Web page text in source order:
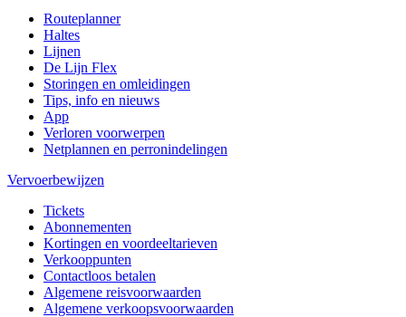
Routeplanner
Haltes
Lijnen
De Lijn Flex
Storingen en omleidingen
Tips, info en nieuws
App
Verloren voorwerpen
Netplannen en perronindelingen
Vervoerbewijzen
Tickets
Abonnementen
Kortingen en voordeeltarieven
Verkooppunten
Contactloos betalen
Algemene reisvoorwaarden
Algemene verkoopsvoorwaarden